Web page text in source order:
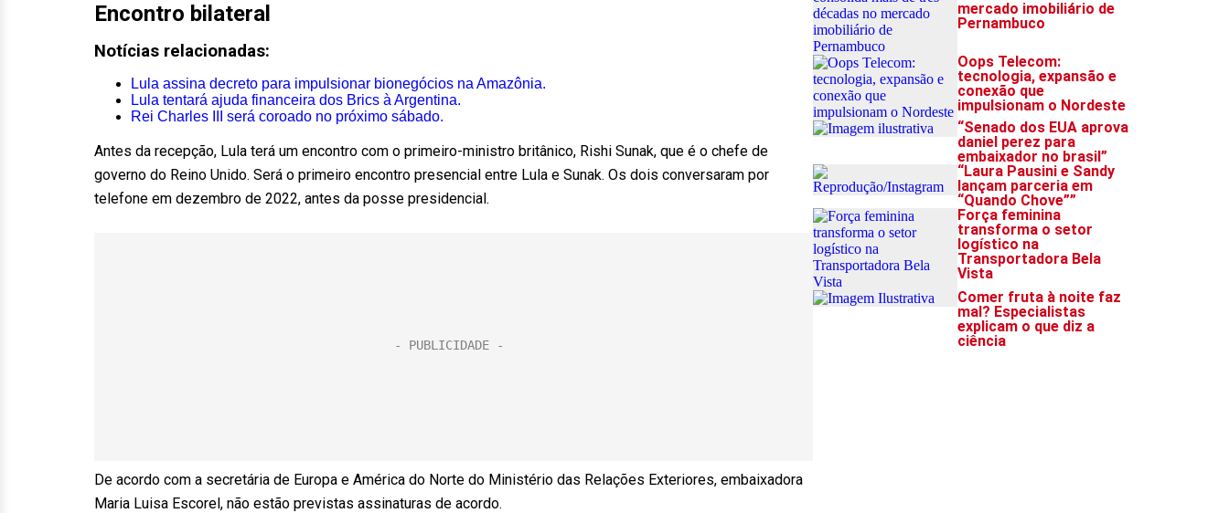
Encontro bilateral
Notícias relacionadas:
Lula assina decreto para impulsionar bionegócios na Amazônia.
Lula tentará ajuda financeira dos Brics à Argentina.
Rei Charles III será coroado no próximo sábado.
Antes da recepção, Lula terá um encontro com o primeiro-ministro britânico, Rishi Sunak, que é o chefe de
governo do Reino Unido. Será o primeiro encontro presencial entre Lula e Sunak. Os dois conversaram por
telefone em dezembro de 2022, antes da posse presidencial.
De acordo com a secretária de Europa e América do Norte do Ministério das Relações Exteriores, embaixadora
Maria Luisa Escorel, não estão previstas assinaturas de acordo.